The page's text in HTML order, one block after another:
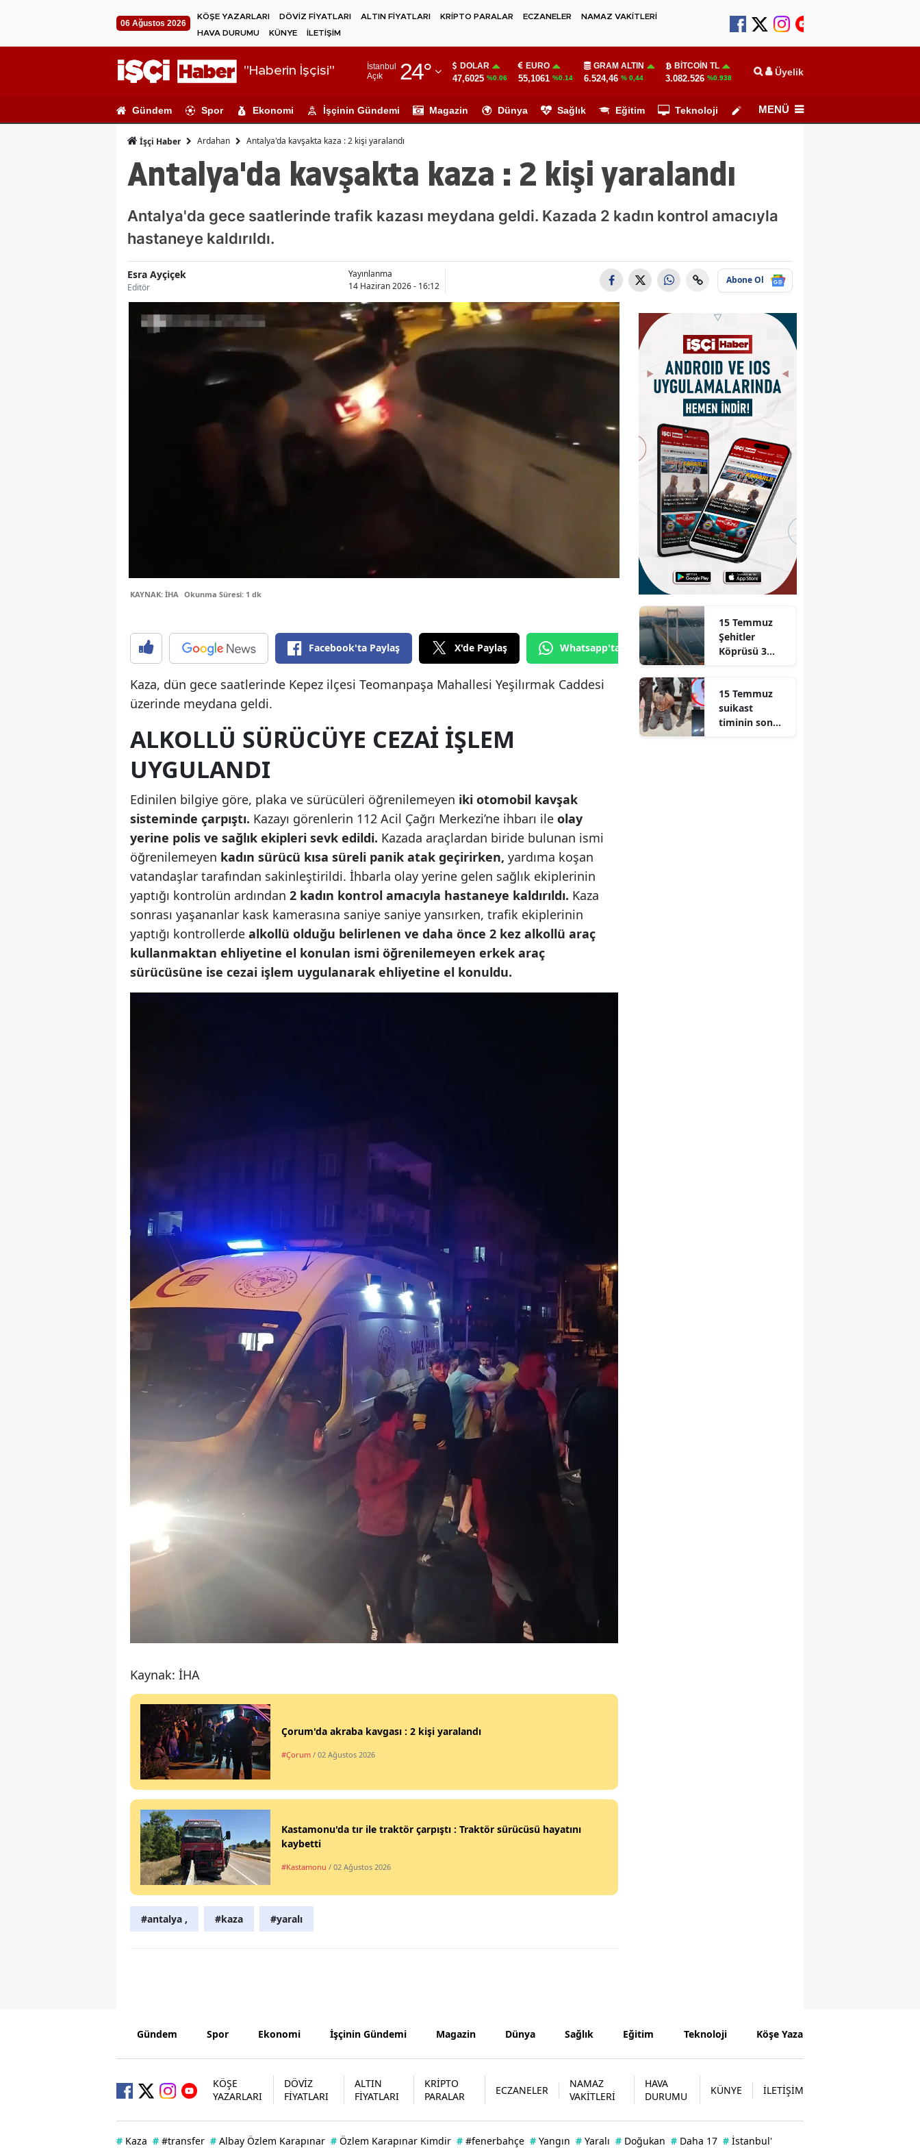
06 Ağustos 2026
KÖŞE YAZARLARI DÖVİZ FİYATLARI ALTIN FİYATLARI KRİPTO PARALAR ECZANELER
NAMAZ VAKİTLERİ
HAVA DURUMU
KÜNYE İLETİŞİM
"Haberin İşçisi"
İstanbul
Açık
24°
Adıyaman
Ağrı
Ankara
Antalya
Aydın
Balıkesir
Bilecik
Bingöl
Bitlis
Bolu
Burdur
Edirne
Elazığ
Erzincan
Eskişehir
Giresun
Gümüşhane
Hakkari
Hatay
Isparta
Mersin
İstanbul
İzmir
Kocaeli
Kütahya
Malatya
Manisa
Kahramanmaraş
Mardin
Muğla
Muş
Nevşehir
Niğde
Sakarya
Samsun
Sivas
Tokat
Trabzon
Yozgat
Zonguldak
Batman
Şırnak
Bartın
Ardahan
DOLAR
47,6025 %0.06
EURO
55,1061 %0.14
GRAM ALTIN
6.524,46 % 0,44
BITCOIN TL
3.082.526 %0.938 Üyelik
Gündem Spor Ekonomi İşçinin Gündemi Magazin Dünya Sağlık Eğitim Teknoloji Köşe Yazarları
MENÜ
İşçi Haber Ardahan Antalya'da kavşakta kaza : 2 kişi yaralandı
Antalya'da kavşakta kaza : 2 kişi yaralandı
Antalya'da gece saatlerinde trafik kazası meydana geldi. Kazada 2 kadın kontrol amacıyla
hastaneye kaldırıldı.
Esra Ayçiçek
Editör
Yayınlanma
14 Haziran 2026 - 16:12
Abone Ol
KAYNAK: İHA Okunma Süresi: 1 dk
Facebook'ta Paylaş X'de Paylaş Whatsapp'tan Gönder
Kaza, dün gece saatlerinde Kepez ilçesi Teomanpaşa Mahallesi Yeşilırmak Caddesi
üzerinde meydana geldi.
ALKOLLÜ SÜRÜCÜYE CEZAI IŞLEM
UYGULANDI
Edinilen bilgiye göre, plaka ve sürücüleri öğrenilemeyen iki otomobil kavşak
sisteminde çarpıştı. Kazayı görenlerin 112 Acil Çağrı Merkezi’ne ihbarı ile olay
yerine polis ve sağlık ekipleri sevk edildi. Kazada araçlardan biride bulunan ismi
öğrenilemeyen kadın sürücü kısa süreli panik atak geçirirken, yardıma koşan
vatandaşlar tarafından sakinleştirildi. İhbarla olay yerine gelen sağlık ekiplerinin
yaptığı kontrolün ardından 2 kadın kontrol amacıyla hastaneye kaldırıldı. Kaza
sonrası yaşananlar kask kamerasına saniye saniye yansırken, trafik ekiplerinin
yaptığı kontrollerde alkollü olduğu belirlenen ve daha önce 2 kez alkollü araç
kullanmaktan ehliyetine el konulan ismi öğrenilemeyen erkek araç
sürücüsüne ise cezai işlem uygulanarak ehliyetine el konuldu.
Kaynak: İHA
Çorum'da akraba kavgası : 2 kişi yaralandı
#Çorum / 02 Ağustos 2026
Kastamonu'da tır ile traktör çarpıştı : Traktör sürücüsü hayatını
kaybetti
#Kastamonu / 02 Ağustos 2026
#antalya , #kaza #yaralı
15 Temmuz
Şehitler
Köprüsü 3
15 Temmuz
suikast
timinin son
Gündem Spor Ekonomi İşçinin Gündemi Magazin Dünya Sağlık Eğitim Teknoloji Köşe Yazarları
KÖŞE
YAZARLARI
DÖVİZ
FİYATLARI
ALTIN
FİYATLARI
KRİPTO
PARALAR
ECZANELER
NAMAZ
VAKİTLERİ
HAVA
DURUMU
KÜNYE İLETİŞİM
# Kaza # #transfer # Albay Özlem Karapınar # Özlem Karapınar Kimdir # #fenerbahçe # Yangın # Yaralı # Doğukan # Daha 17 # İstanbul'